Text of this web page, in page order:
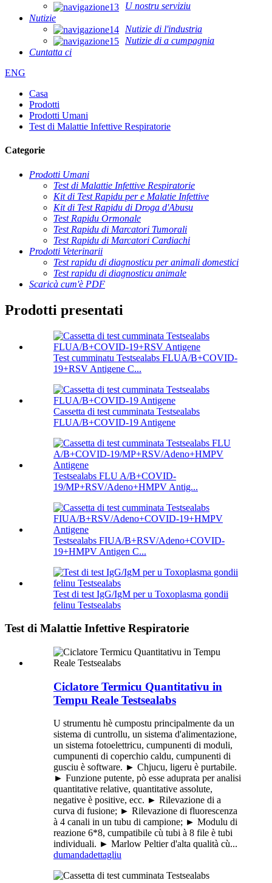
U nostru serviziu
Nutizie
Nutizie di l'industria
Nutizie di a cumpagnia
Cuntatta ci
ENG
Casa
Prodotti
Prodotti Umani
Test di Malattie Infettive Respiratorie
Categorie
Prodotti Umani
Test di Malattie Infettive Respiratorie
Kit di Test Rapidu per e Malatie Infettive
Kit di Test Rapidu di Droga d'Abusu
Test Rapidu Ormonale
Test Rapidu di Marcatori Tumorali
Test Rapidu di Marcatori Cardiachi
Prodotti Veterinarii
Test rapidu di diagnosticu per animali domestici
Test rapidu di diagnosticu animale
Scaricà cum'è PDF
Prodotti presentati
Test cumminatu Testsealabs FLUA/B+COVID-
19+RSV Antigene C...
Cassetta di test cumminata Testsealabs
FLUA/B+COVID-19 Antigene
Testsealabs FLU A/B+COVID-
19/MP+RSV/Adeno+HMPV Antig...
Testsealabs FIUA/B+RSV/Adeno+COVID-
19+HMPV Antigen C...
Test di test IgG/IgM per u Toxoplasma gondii
felinu Testsealabs
Test di Malattie Infettive Respiratorie
Ciclatore Termicu Quantitativu in
Tempu Reale Testsealabs
U strumentu hè cumpostu principalmente da un
sistema di cuntrollu, un sistema d'alimentazione,
un sistema fotoelettricu, cumpunenti di moduli,
cumpunenti di coperchio caldu, cumpunenti di
gusciu è software. ► Chjucu, ligeru è purtabile.
► Funzione putente, pò esse aduprata per analisi
quantitative relative, quantitative assolute,
negative è positive, ecc. ► Rilevazione di a
curva di fusione; ► Rilevazione di fluorescenza
à 4 canali in un tubu di campione; ► Modulu di
reazione 6*8, cumpatibile cù tubi à 8 file è tubi
individuali. ► Marlow Peltier d'alta qualità cù...
dumandadettagliu